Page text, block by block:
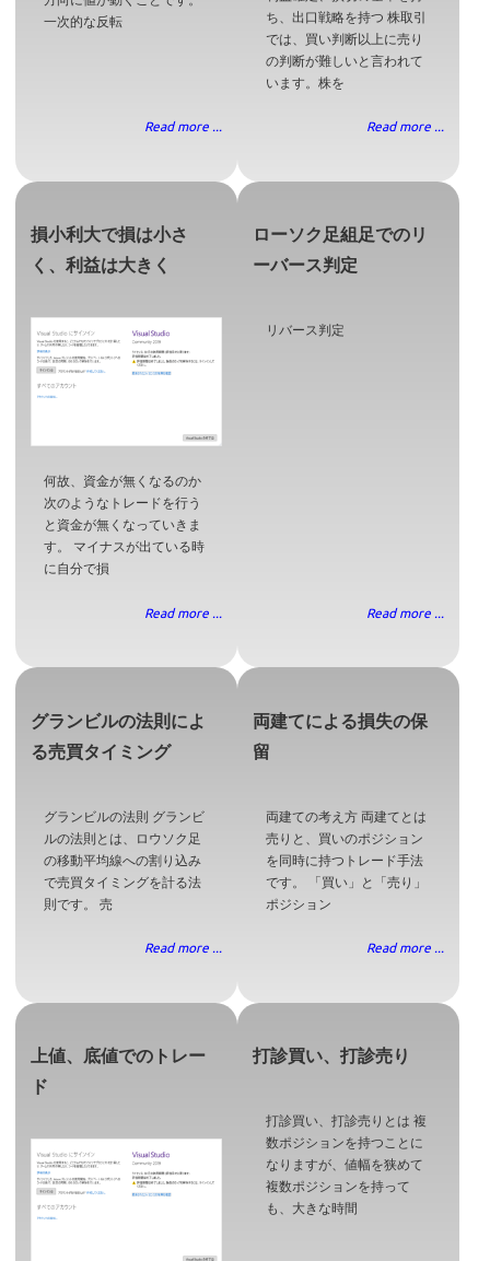
一次的な反転
Read more ...
ち、出口戦略を持つ 株取引
では、買い判断以上に売り
の判断が難しいと言われて
います。株を
Read more ...
損小利大で損は小さ
く、利益は大きく
何故、資金が無くなるのか
次のようなトレードを行う
と資金が無くなっていきま
す。 マイナスが出ている時
に自分で損
Read more ...
ローソク足組足でのリ
ーバース判定
リバース判定
Read more ...
グランビルの法則によ
る売買タイミング
グランビルの法則 グランビ
ルの法則とは、ロウソク足
の移動平均線への割り込み
で売買タイミングを計る法
則です。 売
Read more ...
両建てによる損失の保
留
両建ての考え方 両建てとは
売りと、買いのポジション
を同時に持つトレード手法
です。 「買い」と「売り」
ポジション
Read more ...
上値、底値でのトレー
ド
打診買い、打診売り
打診買い、打診売りとは 複
数ポジションを持つことに
なりますが、値幅を狭めて
複数ポジションを持って
も、大きな時間